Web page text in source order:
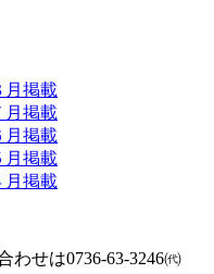
月掲載
月掲載
月掲載
月掲載
月掲載
わせは0736-63-3246㈹